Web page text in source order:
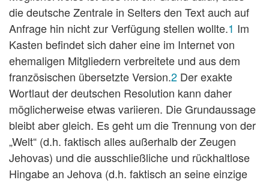
die deutsche Zentrale in Selters den Text auch auf
Anfrage hin nicht zur Verfügung stellen wollte.1 Im
Kasten befindet sich daher eine im Internet von
ehemaligen Mitgliedern verbreitete und aus dem
französischen übersetzte Version.2 Der exakte
Wortlaut der deutschen Resolution kann daher
möglicherweise etwas variieren. Die Grundaussage
bleibt aber gleich. Es geht um die Trennung von der
„Welt“ (d.h. faktisch alles außerhalb der Zeugen
Jehovas) und die ausschließliche und rückhaltlose
Hingabe an Jehova (d.h. faktisch an seine einzige